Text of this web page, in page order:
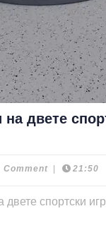
на двете
Comment 21:50
двете спортски